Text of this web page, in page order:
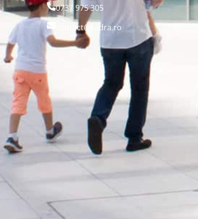
0737 975 305
contact@kadra.ro